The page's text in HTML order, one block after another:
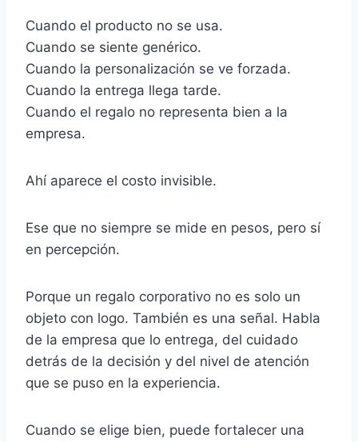
Cuando el producto no se usa.
Cuando se siente genérico.
Cuando la personalización se ve forzada.
Cuando la entrega llega tarde.
Cuando el regalo no representa bien a la
empresa.
Ahí aparece el costo invisible.
Ese que no siempre se mide en pesos, pero sí
en percepción.
Porque un regalo corporativo no es solo un
objeto con logo. También es una señal. Habla
de la empresa que lo entrega, del cuidado
detrás de la decisión y del nivel de atención
que se puso en la experiencia.
Cuando se elige bien, puede fortalecer una